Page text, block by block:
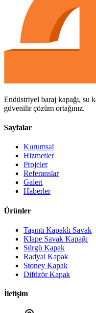
Endüstriyel baraj kapağı, su
güvenilir çözüm ortağınız.
Sayfalar
Kurumsal
Hizmetler
Projeler
Referanslar
Galeri
Haberler
Ürünler
Taşıntı Kapaklı Savak
Klape Savak Kapağı
Sürgü Kapak
Radyal Kapak
Stoney Kapak
Difüzör Kapak
İletişim